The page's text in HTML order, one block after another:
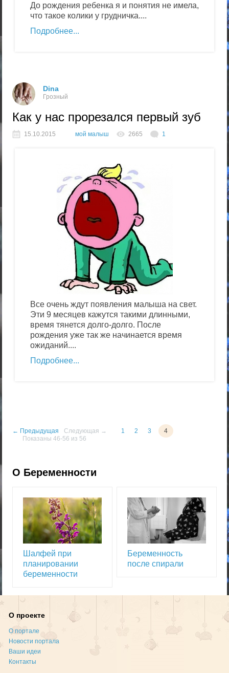
До рождения ребенка я и понятия не имела,
что такое колики у грудничка....
Подробнее
Dina
Грозный
Как у нас прорезался первый зуб
15.10.2015 мой малыш 2665 1
Все очень ждут появления малыша на свет.
Эти 9 месяцев кажутся такими длинными,
время тянется долго-долго. После
рождения уже так же начинается время
ожиданий....
Подробнее
← Предыдущая Следующая → 1 2 3
4
Показаны 46-56 из 56
О Беременности
Шалфей при
планировании
беременности
Беременность
после спирали
О проекте
О портале
Новости портала
Ваши идеи
Контакты